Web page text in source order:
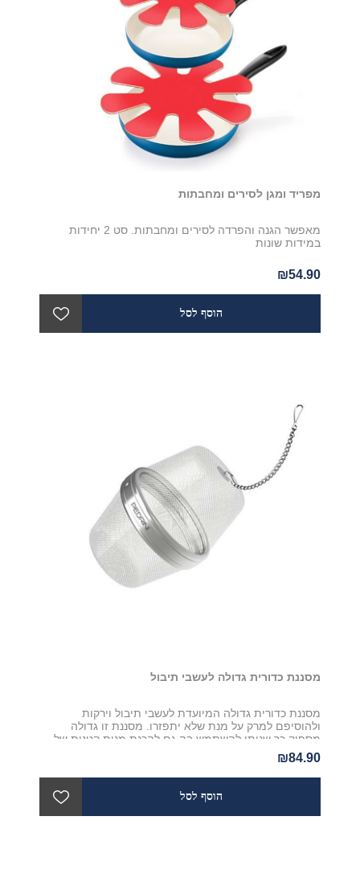
מפריד ומגן לסירים ומחבתות
מאפשר הגנה והפרדה לסירים ומחבתות. סט 2 יחידות
במידות שונות
₪54.90
מסננת כדורית גדולה לעשבי תיבול
מסננת כדורית גדולה המיועדת לעשבי תיבול וירקות
ולהוסיפם למרק על מנת שלא יתפזרו. מסננת זו גדולה
מספיק כך שניתן להשתמש בה גם להכנת מנות קטנות של
אורז, פסטה וביצים.
₪84.90